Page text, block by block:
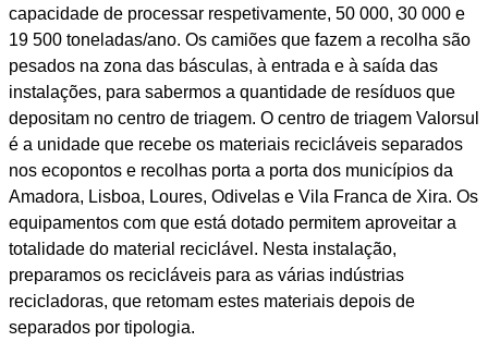
capacidade de processar respetivamente, 50 000, 30 000 e
19 500 toneladas/ano. Os camiões que fazem a recolha são
pesados na zona das básculas, à entrada e à saída das
instalações, para sabermos a quantidade de resíduos que
depositam no centro de triagem. O centro de triagem Valorsul
é a unidade que recebe os materiais recicláveis separados
nos ecopontos e recolhas porta a porta dos municípios da
Amadora, Lisboa, Loures, Odivelas e Vila Franca de Xira. Os
equipamentos com que está dotado permitem aproveitar a
totalidade do material reciclável. Nesta instalação,
preparamos os recicláveis para as várias indústrias
recicladoras, que retomam estes materiais depois de
separados por tipologia.